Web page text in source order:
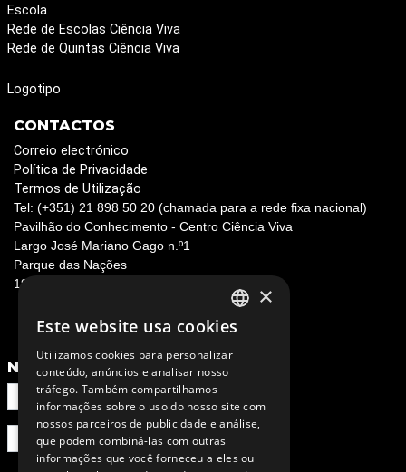
Escola
Rede de Escolas Ciência Viva
Rede de Quintas Ciência Viva
Logotipo
CONTACTOS
Correio electrónico
Política de Privacidade
Termos de Utilização
Tel: (+351) 21 898 50 20 (chamada para a rede fixa nacional)
Pavilhão do Conhecimento - Centro Ciência Viva
Largo José Mariano Gago n.º1
Parque das Nações
1990-073 Lisboa, Portugal
NEWSLETTER
PORTUGUESE
ENGLISH
×
Este website usa cookies
Utilizamos cookies para personalizar
conteúdo, anúncios e analisar nosso
tráfego. Também compartilhamos
informações sobre o uso do nosso site com
nossos parceiros de publicidade e análise,
que podem combiná-las com outras
informações que você forneceu a eles ou